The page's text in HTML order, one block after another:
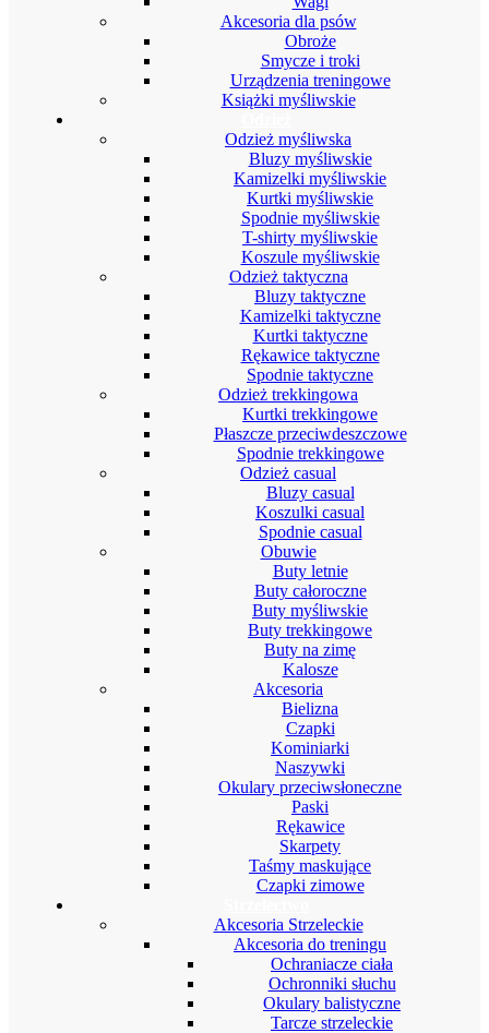
Akcesoria dla psów
Obroże
Smycze i troki
Urządzenia treningowe
Książki myśliwskie
Odzież myśliwska
Bluzy myśliwskie
Kamizelki myśliwskie
Kurtki myśliwskie
Spodnie myśliwskie
T-shirty myśliwskie
Koszule myśliwskie
Odzież taktyczna
Bluzy taktyczne
Kamizelki taktyczne
Kurtki taktyczne
Rękawice taktyczne
Spodnie taktyczne
Odzież trekkingowa
Kurtki trekkingowe
Płaszcze przeciwdeszczowe
Spodnie trekkingowe
Odzież casual
Bluzy casual
Koszulki casual
Spodnie casual
Obuwie
Buty letnie
Buty całoroczne
Buty myśliwskie
Buty trekkingowe
Buty na zimę
Kalosze
Akcesoria
Bielizna
Czapki
Kominiarki
Naszywki
Okulary przeciwsłoneczne
Paski
Rękawice
Skarpety
Taśmy maskujące
Czapki zimowe
Akcesoria Strzeleckie
Akcesoria do treningu
Ochraniacze ciała
Ochronniki słuchu
Okulary balistyczne
Tarcze strzeleckie